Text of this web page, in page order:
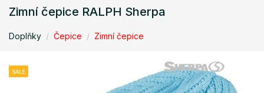
Zimní čepice RALPH Sherpa
Doplňky Čepice Zimní čepice
SALE